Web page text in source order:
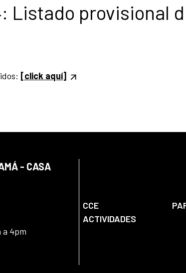
Listado provisional
[click aquí]
- CASA
a 4pm
CCE
ACTIVIDADES